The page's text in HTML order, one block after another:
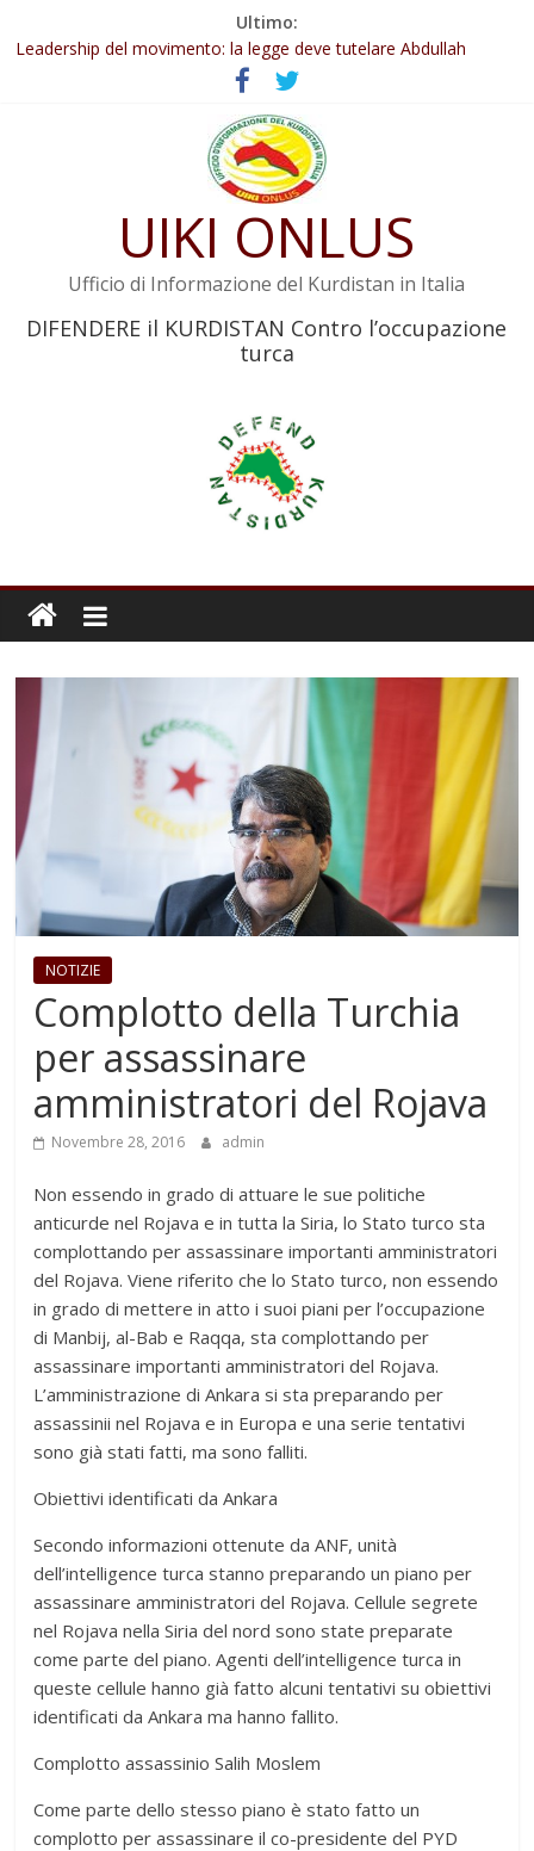
Ultimo:
Abdullah Öcalan: Le legge negativa deve essere trasformata in
legge positiva
Leadership del movimento: la legge deve tutelare Abdullah
Commissione donne del KNK: Şengal è di nuovo sotto minaccia
Non tenere conto della situazione di Rêber Apo ostacolerebbe
Il KNK chiede un’azione internazionale contro i crimini di guerra
UIKI ONLUS
Ufficio di Informazione del Kurdistan in Italia
DIFENDERE il KURDISTAN Contro l’occupazione
turca
NOTIZIE
Complotto della Turchia
per assassinare
amministratori del Rojava
Novembre 28, 2016 admin
Non essendo in grado di attuare le sue politiche
anticurde nel Rojava e in tutta la Siria, lo Stato turco sta
complottando per assassinare importanti amministratori
del Rojava. Viene riferito che lo Stato turco, non essendo
in grado di mettere in atto i suoi piani per l’occupazione
di Manbij, al-Bab e Raqqa, sta complottando per
assassinare importanti amministratori del Rojava.
L’amministrazione di Ankara si sta preparando per
assassinii nel Rojava e in Europa e una serie tentativi
sono già stati fatti, ma sono falliti.
Obiettivi identificati da Ankara
Secondo informazioni ottenute da ANF, unità
dell’intelligence turca stanno preparando un piano per
assassinare amministratori del Rojava. Cellule segrete
nel Rojava nella Siria del nord sono state preparate
come parte del piano. Agenti dell’intelligence turca in
queste cellule hanno già fatto alcuni tentativi su obiettivi
identificati da Ankara ma hanno fallito.
Complotto assassinio Salih Moslem
Come parte dello stesso piano è stato fatto un
complotto per assassinare il co-presidente del PYD